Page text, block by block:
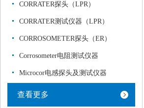
CORRATER探头（LPR）
CORRATER测试仪器（LPR）
CORROSOMETER探头（ER）
Corrosometer电阻测试仪器
Microcor电感探头及测试仪器
查看更多